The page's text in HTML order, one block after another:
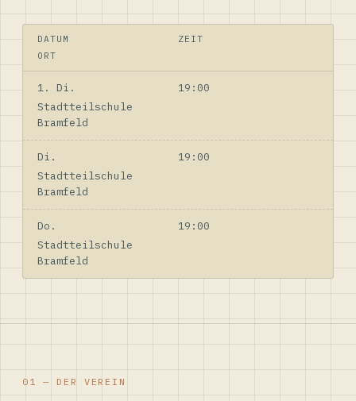
DATUM
ZEIT
ORT
1. Di.
19:00
Stadtteilschule
Bramfeld
Di.
19:00
Stadtteilschule
Bramfeld
Do.
19:00
Stadtteilschule
Bramfeld
01 — DER VEREIN